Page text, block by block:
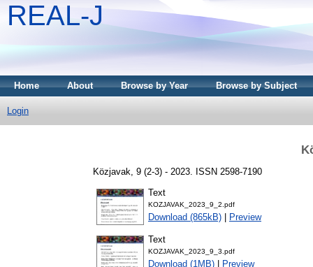
REAL-J
Home About Browse by Year Browse by Subject
Login
Közjavak, 9 (2-3) - 2023. ISSN 2598-7190
Text
KOZJAVAK_2023_9_2.pdf
Download (865kB) Preview
Text
KOZJAVAK_2023_9_3.pdf
Download (1MB) Preview